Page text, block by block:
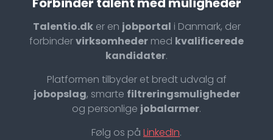
Talentio.dker en jobportal i Danmark, der
forbindervirksomheder med kvalificerede
kandidater.
Platformen tilbyder et bredt udvalg af
jobopslag, smarte filtreringsmuligheder
og personlige jobalarmer.
Følg os på LinkedIn.